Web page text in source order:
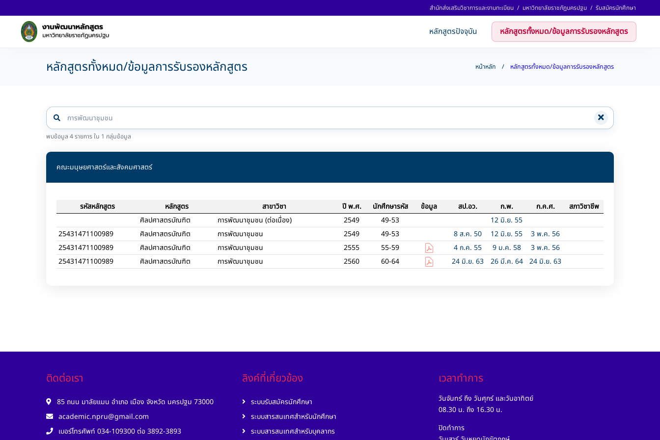
สำนักส่งเสริมวิชาการและงานทะเบียน / มหาวิทยาลัยราชภัฏนครปฐม / รับสมัครนักศึกษา
หลักสูตรปัจจุบัน หลักสูตรทั้งหมด/ข้อมูลการรับรองหลักสูตร
หลักสูตรทั้งหมด/ข้อมูลการรับรองหลักสูตร หน้าหลัก หลักสูตรทั้งหมด/ข้อมูลการรับรองหลักสูตร
พบข้อมูล 4 รายการ ใน 1 กลุ่มข้อมูล
คณะมนุษยศาสตร์และสังคมศาสตร์
รหัสหลักสูตร หลักสูตร สาขาวิชา ปี พ.ศ. นักศึกษารหัส ข้อมูล สป.อว. ก.พ. ก.ค.ศ.
สภาวิชาชีพ
ศิลปศาสตรบัณฑิต
การพัฒนาชุมชน (ต่อเนื่อง) 2549 49-53
12 มิ.ย. 55
25431471100989
ศิลปศาสตรบัณฑิต การพัฒนาชุมชน 2549 49-53 8 ส.ค. 50 12 มิ.ย. 55
3 พ.ค. 56
25431471100989
ศิลปศาสตรบัณฑิต การพัฒนาชุมชน 2555 55-59 4 ก.ค. 55 9 ม.ค. 58
3 พ.ค. 56
25431471100989
ศิลปศาสตรบัณฑิต การพัฒนาชุมชน 2560 60-64 24 มิ.ย. 63 26 มี.ค. 64 24 มิ.ย. 63
ติดต่อเรา
85 ถนน มาลัยแมน อำเภอ เมือง จังหวัด นครปฐม 73000
academic.npru@gmail.com
เบอร์โทรศัพท์ 034-109300 ต่อ 3892-3893
ลิงค์ที่เกี่ยวข้อง
ระบบรับสมัครนักศึกษา
ระบบสารสนเทศสำหรับนักศึกษา
ระบบสารสนเทศสำหรับบุคลากร
เวลาทำการ
วันจันทร์ ถึง วันศุกร์ และวันอาทิตย์
08.30 น. ถึง 16.30 น.
ปิดทำการ